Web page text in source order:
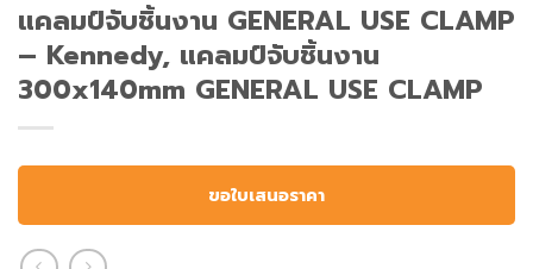
แคลมป์จับชิ้นงาน GENERAL USE CLAMP
– Kennedy, แคลมป์จับชิ้นงาน
300x140mm GENERAL USE CLAMP
ขอใบเสนอราคา